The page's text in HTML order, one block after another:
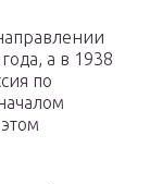
а в 1938
по